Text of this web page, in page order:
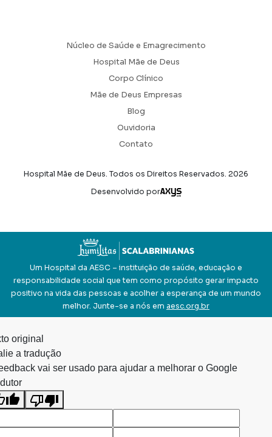
Núcleo de Saúde e Emagrecimento
Hospital Mãe de Deus
Corpo Clínico
Mãe de Deus Empresas
Blog
Ouvidoria
Contato
Hospital Mãe de Deus. Todos os Direitos Reservados. 2026
Desenvolvido por
Axysweb
Um Hospital da AESC – instituição de saúde, educação e
responsabilidade social que tem como propósito gerar impacto
positivo na vida das pessoas e acolher a esperança de um mundo
melhor. Junte-se a nós em aesc.org.br
original
a tradução
vai ser usado para ajudar a melhorar o Google